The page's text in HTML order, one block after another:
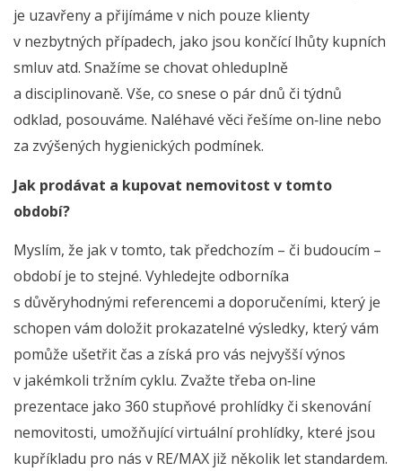
je uzavřeny a přijímáme v nich pouze klienty
v nezbytných případech, jako jsou končící lhůty kupních
smluv atd. Snažíme se chovat ohleduplně
a disciplinovaně. Vše, co snese o pár dnů či týdnů
odklad, posouváme. Naléhavé věci řešíme on­‑line nebo
za zvýšených hygienických podmínek.
Jak prodávat a kupovat nemovitost v tomto
období?
Myslím, že jak v tomto, tak předchozím – či budoucím –
období je to stejné. Vyhledejte odborníka
s důvěryhodnými referencemi a doporučeními, který je
schopen vám doložit prokazatelné výsledky, který vám
pomůže ušetřit čas a získá pro vás nejvyšší výnos
v jakémkoli tržním cyklu. Zvažte třeba on­‑line
prezentace jako 360 stupňové prohlídky či skenování
nemovitosti, umožňující virtuální prohlídky, které jsou
kupříkladu pro nás v RE/MAX již několik let standardem.